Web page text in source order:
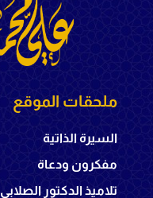
ملحقات الموقع
السيرة الذاتية
مفكرون ودعاة
تلاميذ الدكتور الصلابي